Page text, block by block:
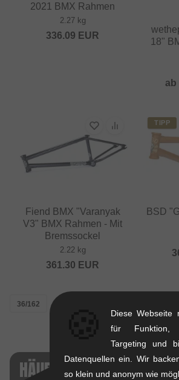
2021 BMX Rahmen
2.27 kg
336.09 EUR
18"
ab
Fiend BMX "Varanyak
V3" BMX Rahmen - Mit
Bremssockel
2.22 kg
361.30 EUR
TIPP
BSD
36/162
HÄUFIG VERGLICHEN
Diese Webseite
für Funktion,
Targeting und
Datenquellen ein. Wir
so klein und anonym wie